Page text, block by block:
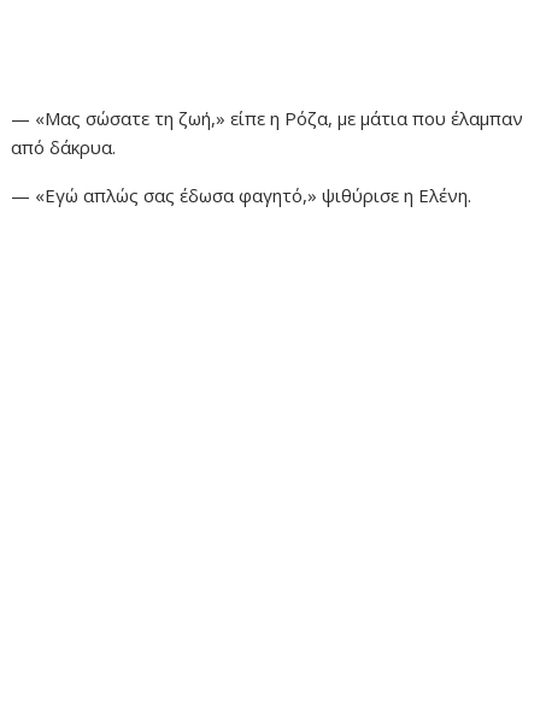
— «Μας σώσατε τη ζωή,» είπε η Ρόζα, με μάτια που έλαμπαν
από δάκρυα.
— «Εγώ απλώς σας έδωσα φαγητό,» ψιθύρισε η Ελένη.